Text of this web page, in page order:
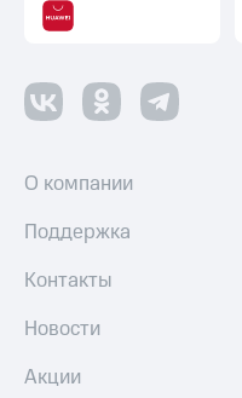
О компании
Поддержка
Контакты
Новости
Акции